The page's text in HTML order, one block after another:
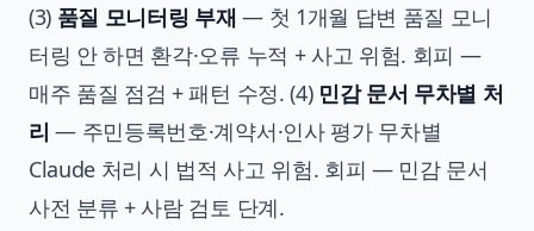
(3) 품질 모니터링 부재 — 첫 1개월 답변 품질 모니
터링 안 하면 환각·오류 누적 + 사고 위험. 회피 —
매주 품질 점검 + 패턴 수정. (4) 민감 문서 무차별 처
리 — 주민등록번호·계약서·인사 평가 무차별
Claude 처리 시 법적 사고 위험. 회피 — 민감 문서
사전 분류 + 사람 검토 단계.